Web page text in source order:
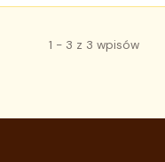
1 - 3 z 3 wpisów